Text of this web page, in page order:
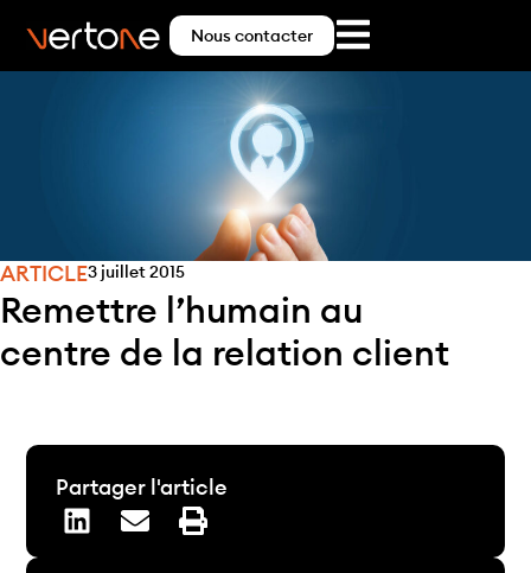
Nous contacter
ARTICLE3 juillet 2015
Remettre l’humain au
centre de la relation client
Partager l'article